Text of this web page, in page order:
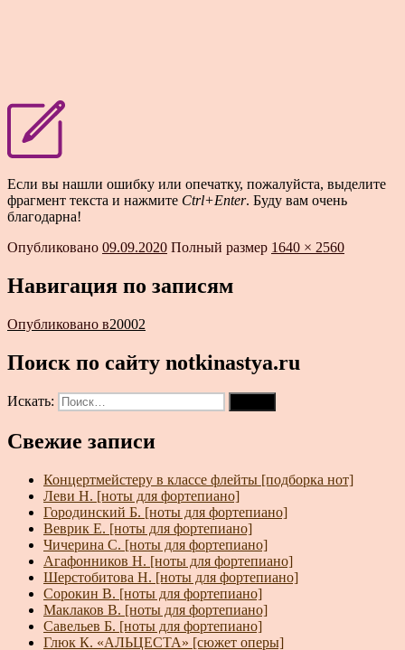
Если вы нашли ошибку или опечатку, пожалуйста, выделите
фрагмент текста и нажмите Ctrl+Enter. Буду вам очень
благодарна!
Опубликовано 09.09.2020 Полный размер 1640 × 2560
Навигация по записям
Опубликовано в20002
Поиск по сайту notkinastya.ru
Искать:
Свежие записи
Концертмейстеру в классе флейты [подборка нот]
Леви Н. [ноты для фортепиано]
Городинский Б. [ноты для фортепиано]
Веврик Е. [ноты для фортепиано]
Чичерина С. [ноты для фортепиано]
Агафонников Н. [ноты для фортепиано]
Шерстобитова Н. [ноты для фортепиано]
Сорокин В. [ноты для фортепиано]
Маклаков В. [ноты для фортепиано]
Савельев Б. [ноты для фортепиано]
Глюк К. «АЛЬЦЕСТА» [сюжет оперы]